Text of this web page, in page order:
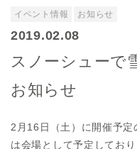
イベント情報 お知らせ
2019.02.08
スノーシューで
お知らせ
2月16日（土）に開催予
は会場として予定してお